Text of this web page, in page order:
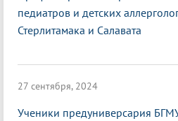
педиатров и детских
Стерлитамака и Салавата
27 сентября, 2024
Ученики предуниверсария